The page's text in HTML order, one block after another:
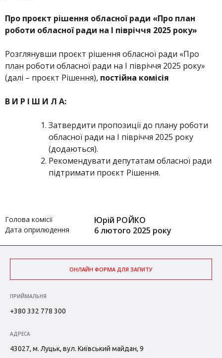
Про проєкт рішення обласної ради «Про план
роботи обласної ради на І півріччя 2025 року»
Розглянувши проєкт рішення обласної ради «Про
план роботи обласної ради на І півріччя 2025 року»
(далі – проєкт Рішення), постійна комісія
В И Р І Ш И Л А:
Затвердити пропозиції до плану роботи
обласної ради на І півріччя 2025 року
(додаються).
Рекомендувати депутатам обласної ради
підтримати проєкт Рішення.
Голова комісії Юрій РОЙКО
Дата оприлюдення 6 лютого 2025 року
ОНЛАЙН ФОРМА ДЛЯ ЗАПИТУ
ПРИЙМАЛЬНЯ
+380 332 778 300
АДРЕСА
43027, м. Луцьк, вул. Київський майдан, 9